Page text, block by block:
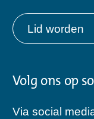
Lid worden
Volg ons op
Via social